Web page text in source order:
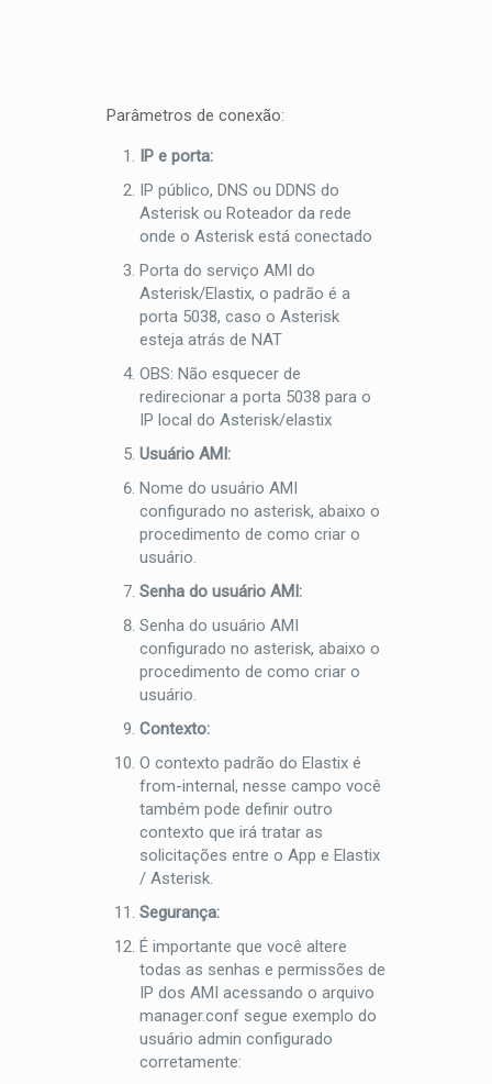
Parâmetros de conexão:
IP e porta:
IP público, DNS ou DDNS do
Asterisk ou Roteador da rede
onde o Asterisk está conectado
Porta do serviço AMI do
Asterisk/Elastix, o padrão é a
porta 5038, caso o Asterisk
esteja atrás de NAT
OBS: Não esquecer de
redirecionar a porta 5038 para o
IP local do Asterisk/elastix
Usuário AMI:
Nome do usuário AMI
configurado no asterisk, abaixo o
procedimento de como criar o
usuário.
Senha do usuário AMI:
Senha do usuário AMI
configurado no asterisk, abaixo o
procedimento de como criar o
usuário.
Contexto:
O contexto padrão do Elastix é
from-internal, nesse campo você
também pode definir outro
contexto que irá tratar as
solicitações entre o App e Elastix
/ Asterisk.
Segurança:
É importante que você altere
todas as senhas e permissões de
IP dos AMI acessando o arquivo
manager.conf segue exemplo do
usuário admin configurado
corretamente: